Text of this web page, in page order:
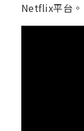
Netflix平台。